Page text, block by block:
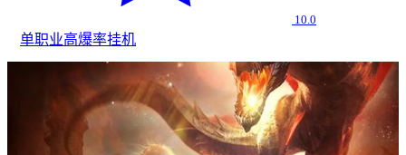
10.0
单职业高爆率挂机